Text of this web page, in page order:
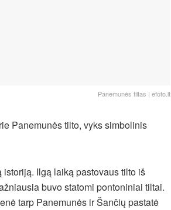
Panemunės tiltas | efoto.lt
Panemunės tilto, vyks simbolinis
Ilgą laiką pastovaus tilto iš
buvo statomi pontoniniai tiltai.
tarp Panemunės ir Šančių pastatė